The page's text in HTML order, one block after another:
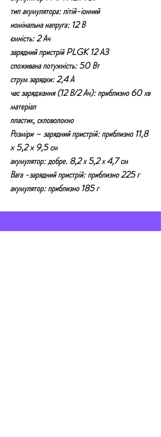
тип акумулятора: літій-іонний
номінальна напруга: 12 В
ємність: 2 Ач
зарядний пристрій PLGK 12 А3
споживана потужність: 50 Вт
струм зарядки: 2,4 А
час заряджання (12 В/2 Ач): приблизно 60 хв
матеріал
пластик, скловолокно
Розміри – зарядний пристрій: приблизно 11,8
x 5,2 x 9,5 см
акумулятор: добре. 8,2 х 5,2 х 4,7 см
Вага -зарядний пристрій: приблизно 225 г
акумулятор: приблизно 185 г